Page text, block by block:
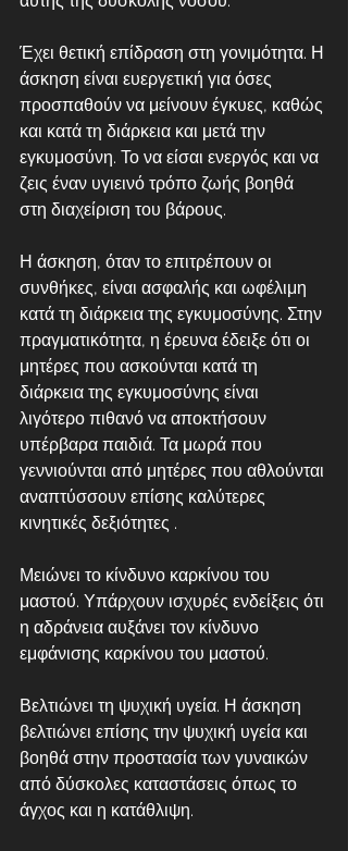
Έχει θετική επίδραση στη γονιμότητα. Η
άσκηση είναι ευεργετική για όσες
προσπαθούν να μείνουν έγκυες, καθώς
και κατά τη διάρκεια και μετά την
εγκυμοσύνη. Το να είσαι ενεργός και να
ζεις έναν υγιεινό τρόπο ζωής βοηθά
στη διαχείριση του βάρους.
Η άσκηση, όταν το επιτρέπουν οι
συνθήκες, είναι ασφαλής και ωφέλιμη
κατά τη διάρκεια της εγκυμοσύνης. Στην
πραγματικότητα, η έρευνα έδειξε ότι οι
μητέρες που ασκούνται κατά τη
διάρκεια της εγκυμοσύνης είναι
λιγότερο πιθανό να αποκτήσουν
υπέρβαρα παιδιά. Τα μωρά που
γεννιούνται από μητέρες που αθλούνται
αναπτύσσουν επίσης καλύτερες
κινητικές δεξιότητες .
Μειώνει το κίνδυνο καρκίνου του
μαστού. Υπάρχουν ισχυρές ενδείξεις ότι
η αδράνεια αυξάνει τον κίνδυνο
εμφάνισης καρκίνου του μαστού.
Βελτιώνει τη ψυχική υγεία. Η άσκηση
βελτιώνει επίσης την ψυχική υγεία και
βοηθά στην προστασία των γυναικών
από δύσκολες καταστάσεις όπως το
άγχος και η κατάθλιψη.